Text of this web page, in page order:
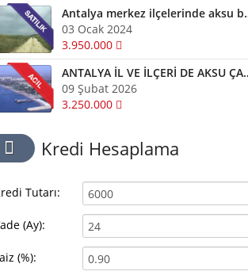
Antalya merkez
03 Ocak 2024
3.950.000
ANTALYA İL VE İLÇERİ DE
09 Şubat 2026
3.250.000
Kredi Hesaplama
Tutarı:
(Ay):
(%):